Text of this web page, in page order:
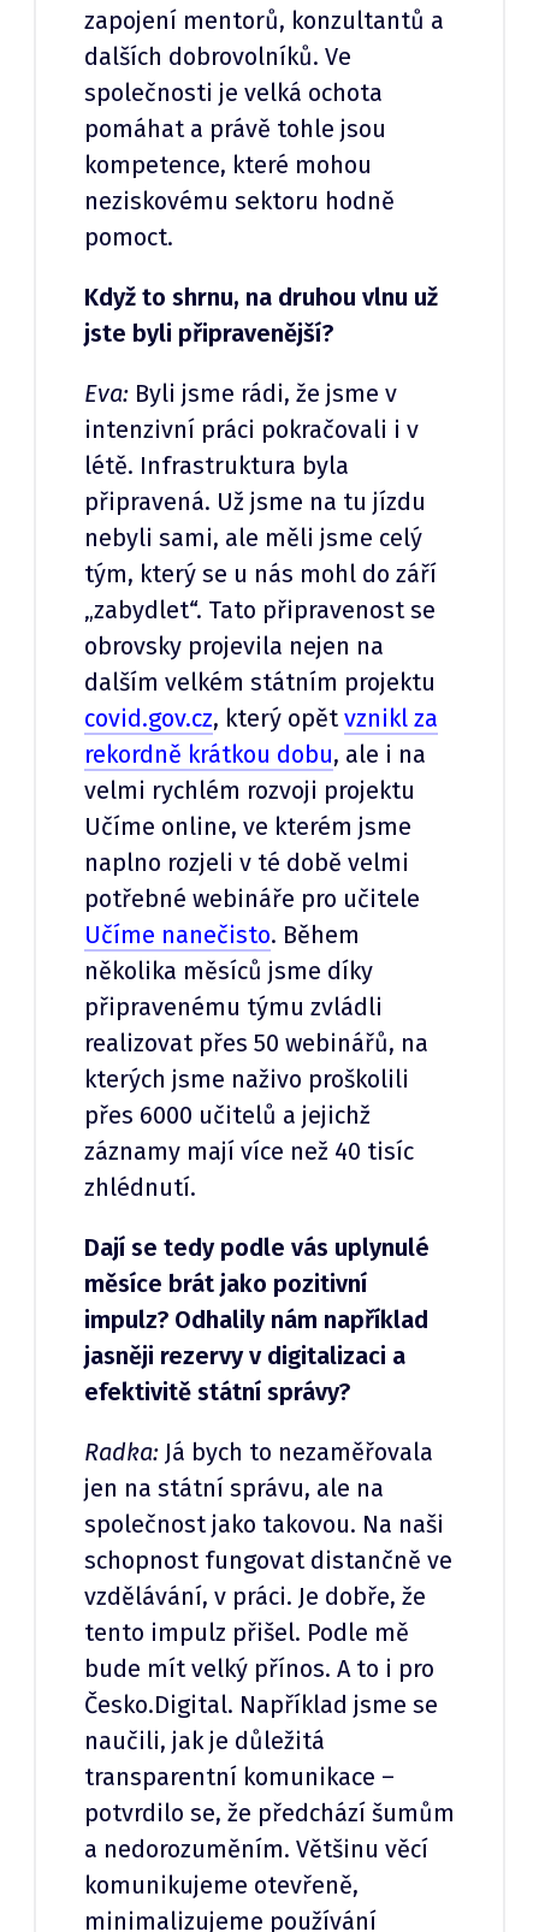
zapojení mentorů, konzultantů a
dalších dobrovolníků. Ve
společnosti je velká ochota
pomáhat a právě tohle jsou
kompetence, které mohou
neziskovému sektoru hodně
pomoct.
Když to shrnu, na druhou vlnu už
jste byli připravenější?
Eva: Byli jsme rádi, že jsme v
intenzivní práci pokračovali i v
létě. Infrastruktura byla
připravená. Už jsme na tu jízdu
nebyli sami, ale měli jsme celý
tým, který se u nás mohl do září
„zabydlet“. Tato připravenost se
obrovsky projevila nejen na
dalším velkém státním projektu
covid.gov.cz, který opětvznikl za
rekordně krátkou dobu, ale i na
velmi rychlém rozvoji projektu
Učíme online, ve kterém jsme
naplno rozjeli v té době velmi
potřebné webináře pro učitele
Učíme nanečisto. Během
několika měsíců jsme díky
připravenému týmu zvládli
realizovat přes 50 webinářů, na
kterých jsme naživo proškolili
přes 6000 učitelů a jejichž
záznamy mají více než 40 tisíc
zhlédnutí.
Dají se tedy podle vás uplynulé
měsíce brát jako pozitivní
impulz? Odhalily nám například
jasněji rezervy v digitalizaci a
efektivitě státní správy?
Radka: Já bych to nezaměřovala
jen na státní správu, ale na
společnost jako takovou. Na naši
schopnost fungovat distančně ve
vzdělávání, v práci. Je dobře, že
tento impulz přišel. Podle mě
bude mít velký přínos. A to i pro
Česko.Digital. Například jsme se
naučili, jak je důležitá
transparentní komunikace –
potvrdilo se, že předchází šumům
a nedorozuměním. Většinu věcí
komunikujeme otevřeně,
minimalizujeme používání